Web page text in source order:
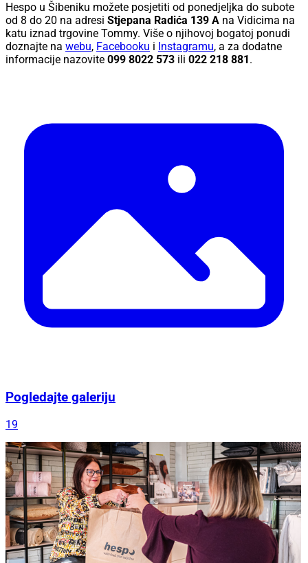
Hespo u Šibeniku možete posjetiti od ponedjeljka do subote
od 8 do 20 na adresi Stjepana Radića 139 A na Vidicima na
katu iznad trgovine Tommy. Više o njihovoj bogatoj ponudi
doznajte na webu, Facebooku i Instagramu, a za dodatne
informacije nazovite 099 8022 573 ili 022 218 881 .
Pogledajte galeriju
19